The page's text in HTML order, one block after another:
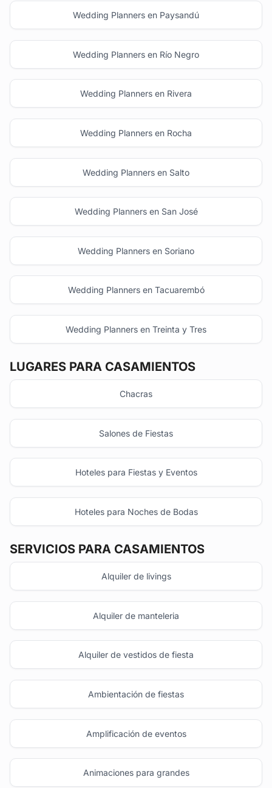
Wedding Planners en Paysandú
Wedding Planners en Río Negro
Wedding Planners en Rivera
Wedding Planners en Rocha
Wedding Planners en Salto
Wedding Planners en San José
Wedding Planners en Soriano
Wedding Planners en Tacuarembó
Wedding Planners en Treinta y Tres
LUGARES PARA CASAMIENTOS
Chacras
Salones de Fiestas
Hoteles para Fiestas y Eventos
Hoteles para Noches de Bodas
SERVICIOS PARA CASAMIENTOS
Alquiler de livings
Alquiler de manteleria
Alquiler de vestidos de fiesta
Ambientación de fiestas
Amplificación de eventos
Animaciones para grandes